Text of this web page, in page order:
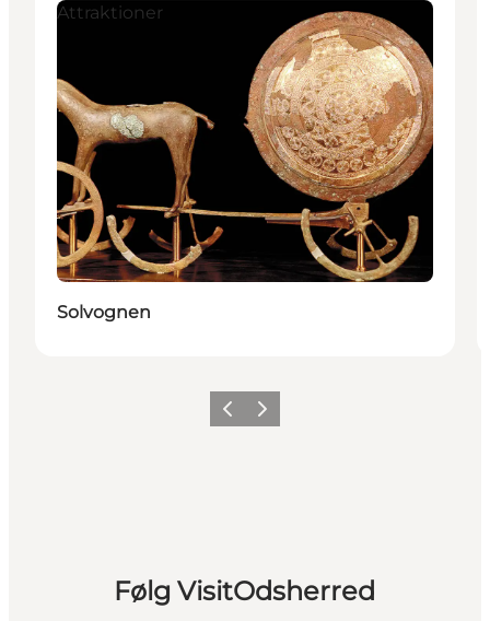
Attraktioner
Solvognen
Forrige billede
Næste billede
Følg VisitOdsherred